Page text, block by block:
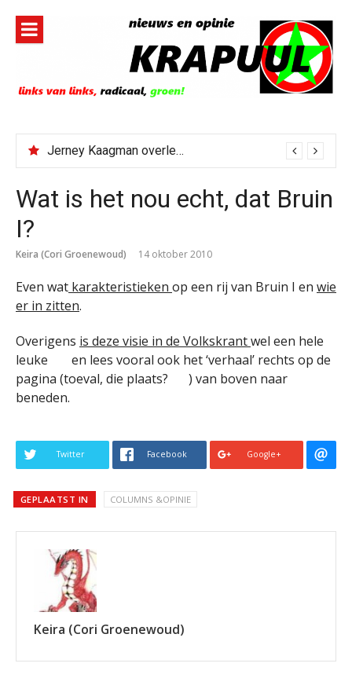
inhoud
Jerney Kaagman overleden
Wat is het nou echt, dat Bruin
I?
Keira (Cori Groenewoud) 14 oktober 2010
Even wat karakteristieken op een rij van Bruin I en wie
er in zitten.
Overigens is deze visie in de Volkskrantwel een hele
leuke
en lees vooral ook het ‘verhaal’ rechts op de
pagina (toeval, die plaats?
) van boven naar
beneden.
Twitter Facebook Google+
GEPLAATST IN COLUMNS &OPINIE
Keira (Cori Groenewoud)